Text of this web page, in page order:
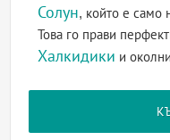
Солун, който е само
Това го прави
Халкидики и